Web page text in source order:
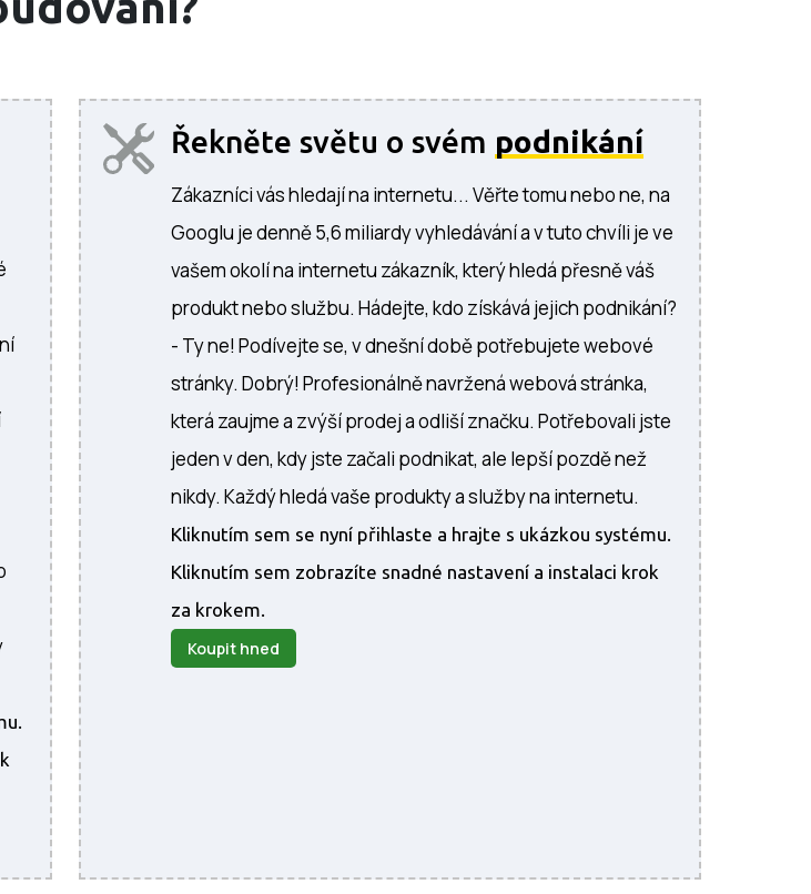
Řekněte světu o svém podnikání
Zákazníci vás hledají na internetu... Věřte tomu nebo ne, na
Googlu je denně 5,6 miliardy vyhledávání a v tuto chvíli je ve
vašem okolí na internetu zákazník, který hledá přesně váš
produkt nebo službu. Hádejte, kdo získává jejich podnikání?
- Ty ne! Podívejte se, v dnešní době potřebujete webové
stránky. Dobrý! Profesionálně navržená webová stránka,
která zaujme a zvýší prodej a odliší značku. Potřebovali jste
jeden v den, kdy jste začali podnikat, ale lepší pozdě než
nikdy. Každý hledá vaše produkty a služby na internetu.
Kliknutím sem se nyní přihlaste a hrajte s ukázkou systému.
Kliknutím sem zobrazíte snadné nastavení a instalaci krok
za krokem.
Koupit hned